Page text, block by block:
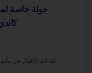
لقاءات الأفيال في